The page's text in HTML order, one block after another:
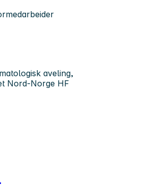
aveling,
Nord-Norge HF